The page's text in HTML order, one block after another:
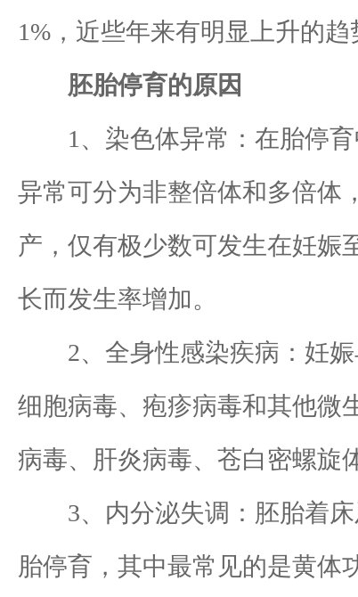
1%，近些年来有明显上升的趋
胚胎停育的原因
1、染色体异常：在胎停育
异常可分为非整倍体和多倍体
产，仅有极少数可发生在妊娠
长而发生率增加。
2、全身性感染疾病：妊娠
细胞病毒、疱疹病毒和其他微
病毒、肝炎病毒、苍白密螺旋
3、内分泌失调：胚胎着床
胎停育，其中最常见的是黄体